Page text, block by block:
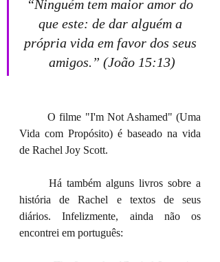
“Ninguém tem maior amor do
que este: de dar alguém a
própria vida em favor dos seus
amigos.” (João 15:13)
	O filme "I'm Not Ashamed" (Uma
Vida com Propósito) é baseado na vida
de Rachel Joy Scott.
história de Rachel e textos de seus
diários. Infelizmente, ainda não os
encontrei em português: